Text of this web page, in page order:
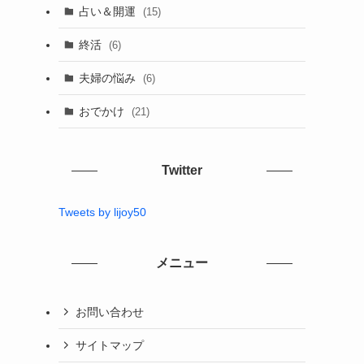
占い＆開運 (15)
終活 (6)
夫婦の悩み (6)
おでかけ (21)
Twitter
Tweets by lijoy50
メニュー
お問い合わせ
サイトマップ